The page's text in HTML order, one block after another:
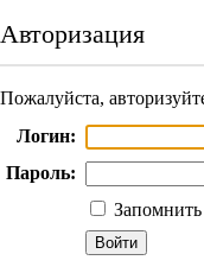
Авторизация
Пожалуйста,
Логин:
Пароль: